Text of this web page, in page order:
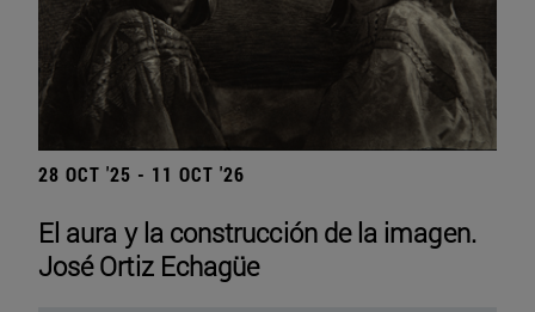
28 OCT '25 - 11 OCT '26
El aura y la construcción de la imagen.
José Ortiz Echagüe